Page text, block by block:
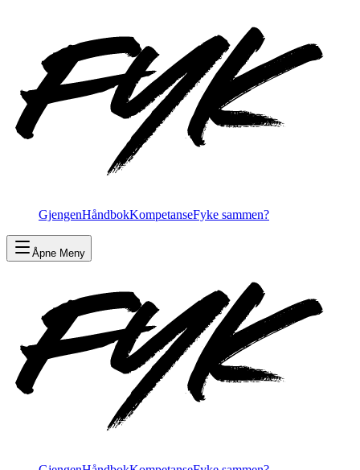
GjengenHåndbokKompetanseFyke sammen?
Åpne Meny